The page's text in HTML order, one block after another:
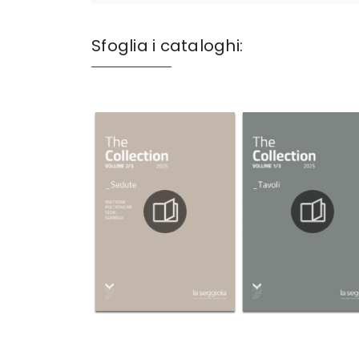
Sfoglia i cataloghi: